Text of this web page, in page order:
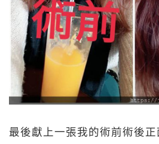
最後獻上一張我的術前術後